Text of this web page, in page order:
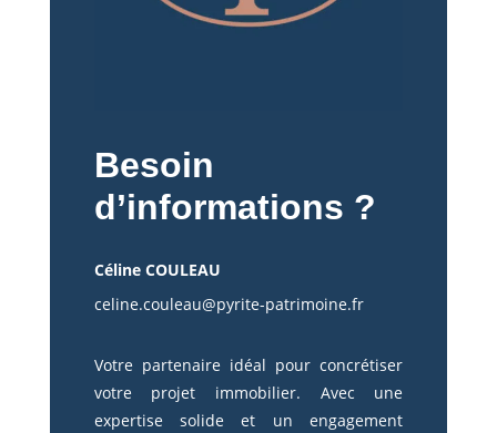
Besoin
d’informations ?
Céline COULEAU
celine.couleau@pyrite-patrimoine.fr
Votre partenaire idéal pour concrétiser
votre projet immobilier. Avec une
expertise solide et un engagement